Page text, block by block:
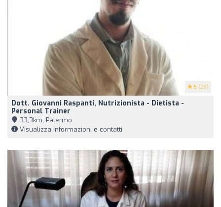
5 (29)
Dott. Giovanni Raspanti, Nutrizionista - Dietista -
Personal Trainer
33,3km, Palermo
Visualizza informazioni e contatti